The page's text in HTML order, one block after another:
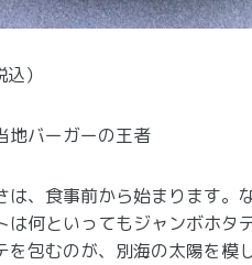
）
地バーガーの王者
は、食事前から始まります
何といってもジャンボホタ
を包むのが、別海の太陽を模